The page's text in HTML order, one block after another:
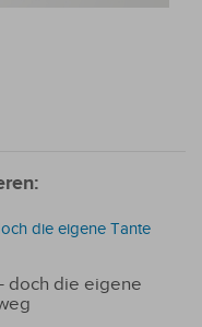
doch die eigene